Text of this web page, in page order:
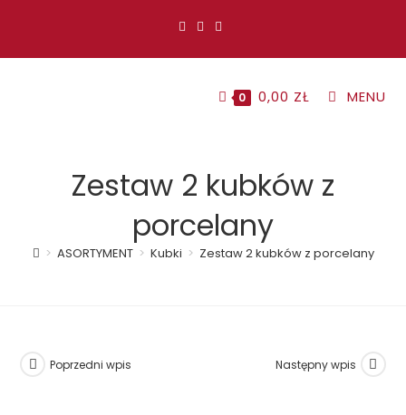
0 0,00 ZŁ MENU
Zestaw 2 kubków z
porcelany
> ASORTYMENT > Kubki > Zestaw 2 kubków z porcelany
Poprzedni wpis Następny wpis